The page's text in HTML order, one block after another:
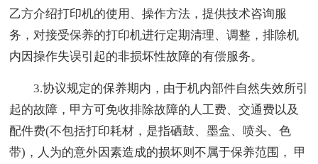
乙方介绍打印机的使用、操作方法，提供技术咨询服
务，对接受保养的打印机进行定期清理、调整，排除机
内因操作失误引起的非损坏性故障的有偿服务。
3.协议规定的保养期内，由于机内部件自然失效所引
起的故障，甲方可免收排除故障的人工费、交通费以及
配件费(不包括打印耗材，是指硒鼓、墨盒、喷头、色
带)，人为的意外因素造成的损坏则不属于保养范围， 甲